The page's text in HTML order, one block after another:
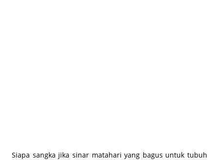
Siapa sangka jika sinar matahari yang bagus untuk tubuh